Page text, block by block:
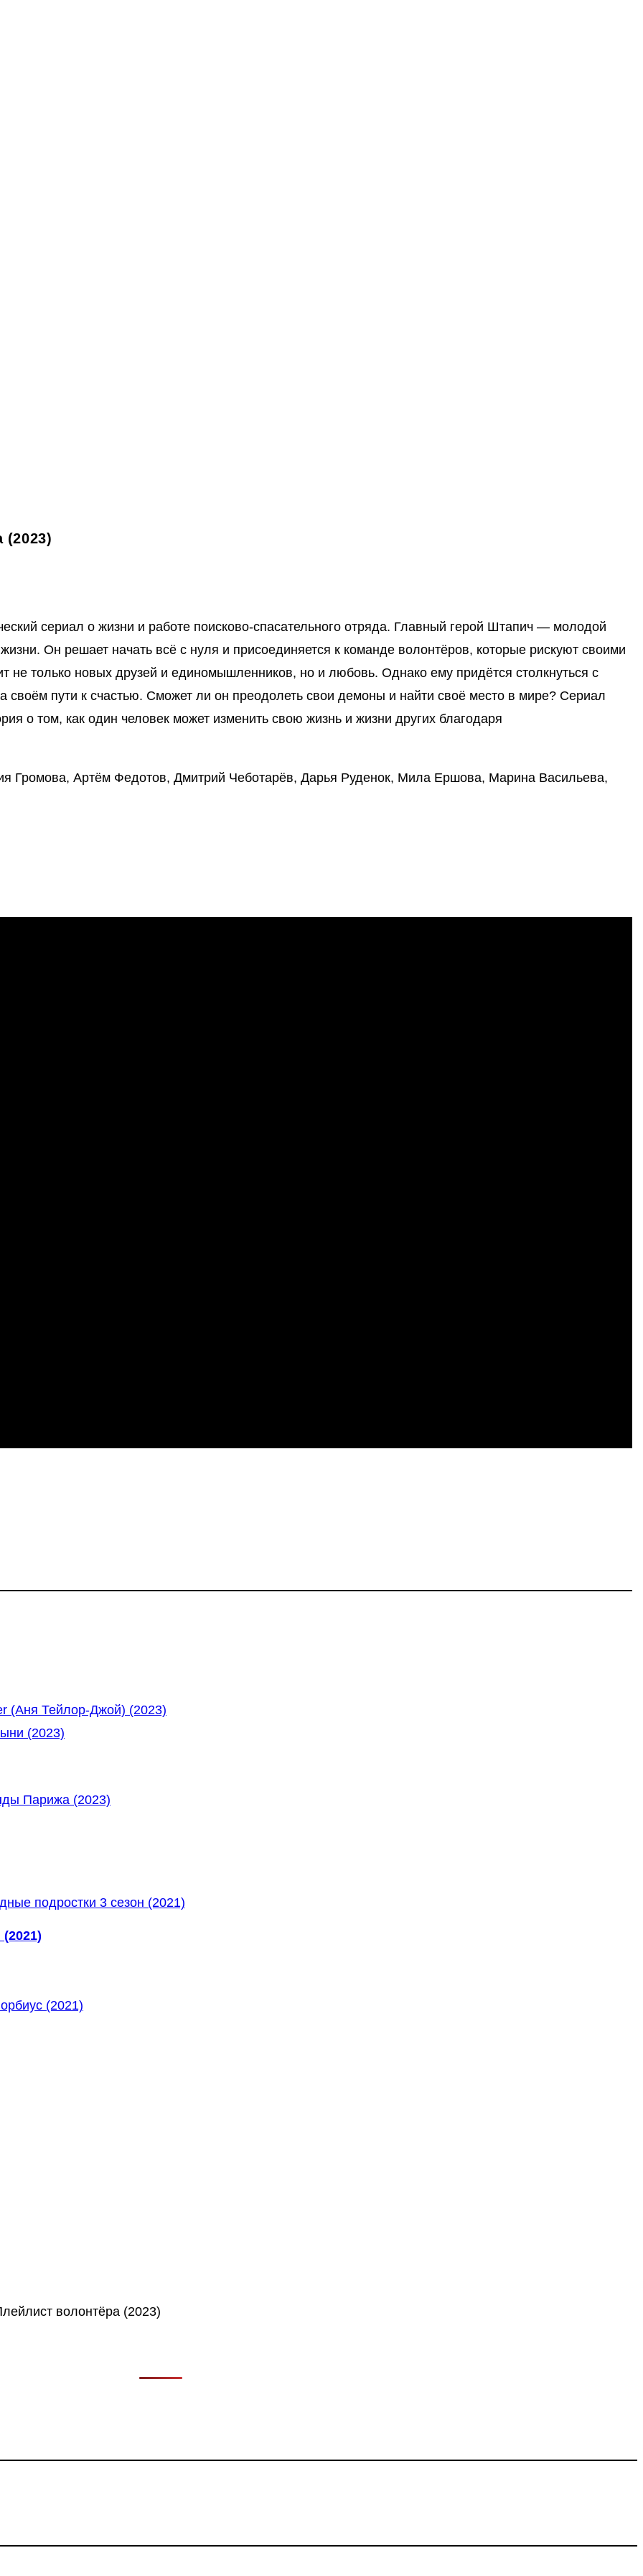
(2023)
сериал о жизни и работе поисково-спасательного отряда. Главный герой Штапич — молодой
Он решает начать всё с нуля и присоединяется к команде волонтёров, которые рискуют своими
не только новых друзей и единомышленников, но и любовь. Однако ему придётся столкнуться с
своём пути к счастью. Сможет ли он преодолеть свои демоны и найти своё место в мире? Сериал
о том, как один человек может изменить свою жизнь и жизни других благодаря
Громова, Артём Федотов, Дмитрий Чеботарёв, Дарья Руденок, Мила Ершова, Марина Васильева,
(Аня Тейлор-Джой) (2023)
(2023)